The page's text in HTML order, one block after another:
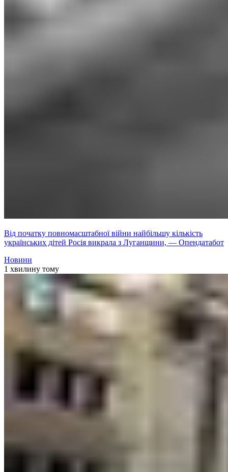
Від початку повномасштабної війни найбільшу кількість
українських дітей Росія викрала з Луганщини, — Опендатабот
Новини
1 хвилину тому